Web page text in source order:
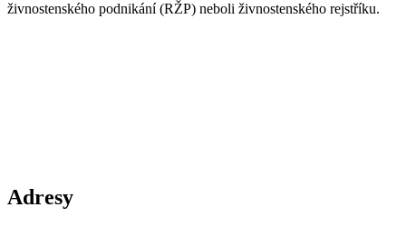
živnostenského podnikání (RŽP) neboli živnostenského rejstříku.
Adresy